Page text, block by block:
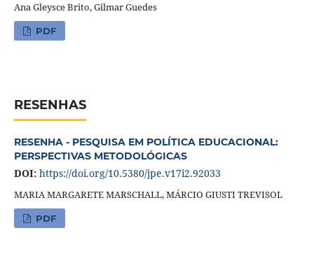
Ana Gleysce Brito, Gilmar Guedes
PDF
RESENHAS
RESENHA - PESQUISA EM POLÍTICA EDUCACIONAL:
PERSPECTIVAS METODOLÓGICAS
DOI: https://doi.org/10.5380/jpe.v17i2.92033
MARIA MARGARETE MARSCHALL, MÁRCIO GIUSTI TREVISOL
PDF